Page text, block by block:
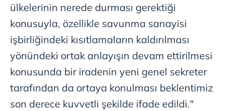
ülkelerinin nerede durması gerektiği
konusuyla, özellikle savunma sanayisi
işbirliğindeki kısıtlamaların kaldırılması
yönündeki ortak anlayışın devam ettirilmesi
konusunda bir iradenin yeni genel sekreter
tarafından da ortaya konulması beklentimiz
son derece kuvvetli şekilde ifade edildi."